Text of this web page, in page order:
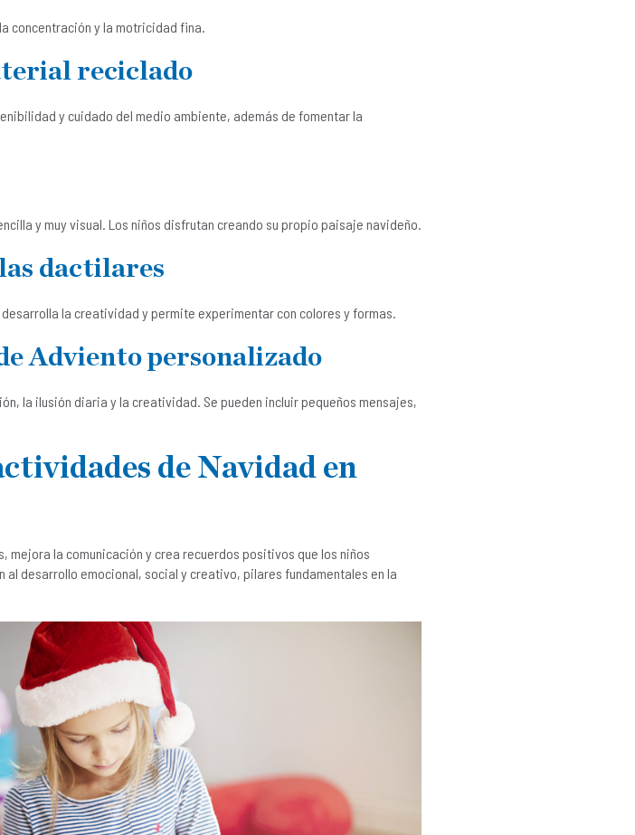
concentración y la motricidad fina.
reciclado
y cuidado del medio ambiente, además de fomentar la
y muy visual. Los niños disfrutan creando su propio paisaje navideño.
dactilares
la creatividad y permite experimentar con colores y formas.
Adviento personalizado
la ilusión diaria y la creatividad. Se pueden incluir pequeños mensajes,
de Navidad en
la comunicación y crea recuerdos positivos que los niños
desarrollo emocional, social y creativo, pilares fundamentales en la